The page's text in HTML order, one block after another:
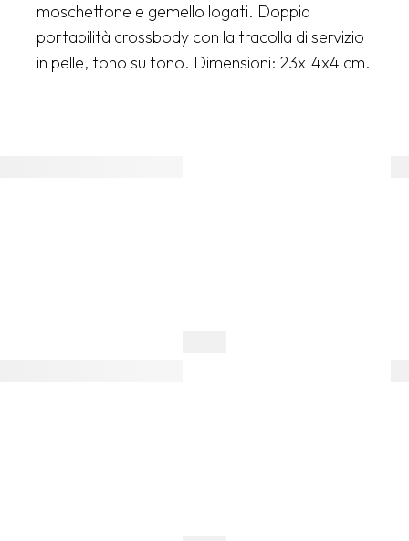
moschettone e gemello logati. Doppia
portabilità crossbody con la tracolla di servizio
in pelle, tono su tono. Dimensioni: 23x14x4 cm.